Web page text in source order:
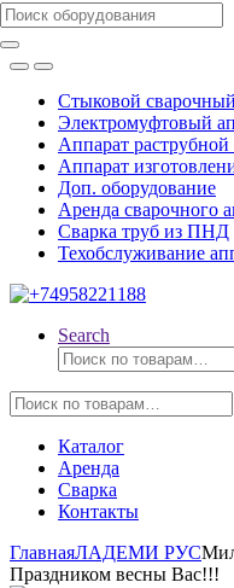
Search
for:
Стыковой
Электромуфтовый
Аппарат раструбной
Аппарат
Доп. оборудование
Аренда сварочного
Сварка труб из ПНД
Техобслуживание
Search
Искать:
Искать:
Каталог
Аренда
Сварка
Контакты
ГлавнаяЛАДЕМИ РУС
Праздником весны Вас!!!